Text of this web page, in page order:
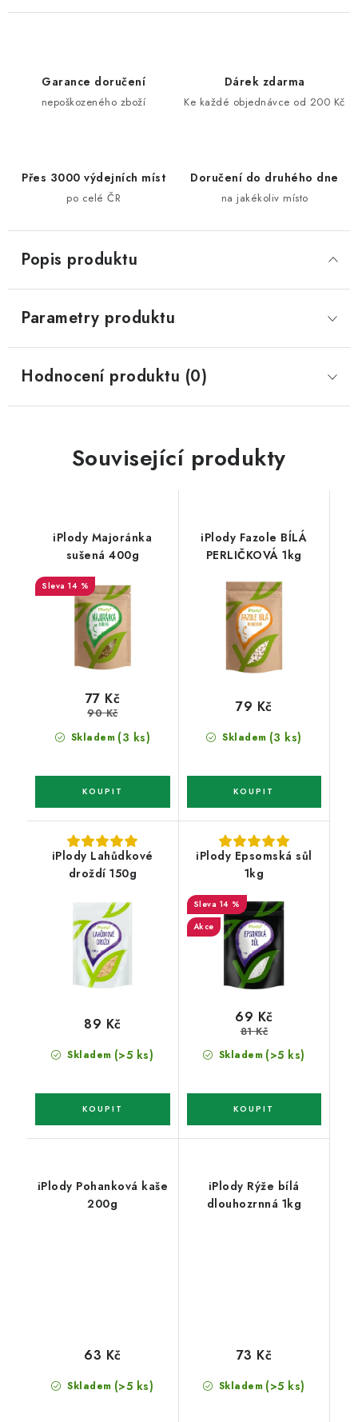
Garance doručení
nepoškozeného zboží
Dárek zdarma
Ke každé objednávce od 200 Kč
Přes 3000 výdejních míst
po celé ČR
Doručení do druhého dne
na jakékoliv místo
Popis produktu
Parametry produktu
Hodnocení produktu (0)
Související produkty
iPlody Majoránka
sušená 400g
14 %
Skladem (3 ks)
77 Kč
90 Kč
iPlody Fazole BÍLÁ
PERLIČKOVÁ 1kg
Skladem (3 ks)
79 Kč
iPlody Lahůdkové
droždí 150g
Skladem (>5 ks)
89 Kč
iPlody Epsomská sůl
1kg
14 %
Akce
Skladem (>5 ks)
69 Kč
81 Kč
iPlody Pohanková kaše
200g
Skladem (>5 ks)
63 Kč
iPlody Rýže bílá
dlouhozrnná 1kg
Skladem (>5 ks)
73 Kč